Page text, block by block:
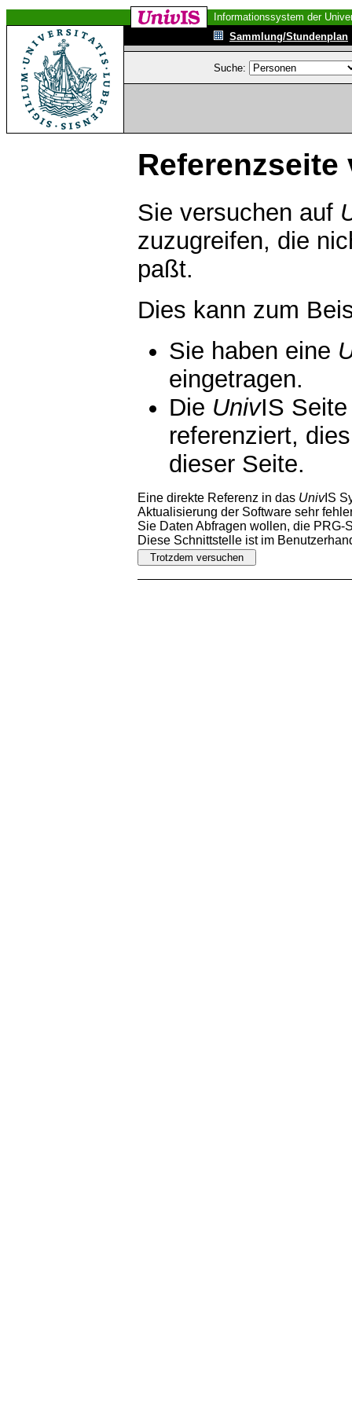
Informationssystem der
Sammlung/Stundenplan
Suche:
Referenzseite
Sie versuchen auf
zuzugreifen, die
paßt.
Dies kann zum
Sie haben eine
eingetragen.
Die UnivIS
referenziert,
dieser Seite.
Eine direkte Referenz in das UnivIS
Aktualisierung der Software sehr
Sie Daten Abfragen wollen, die PRG-
Diese Schnittstelle ist im